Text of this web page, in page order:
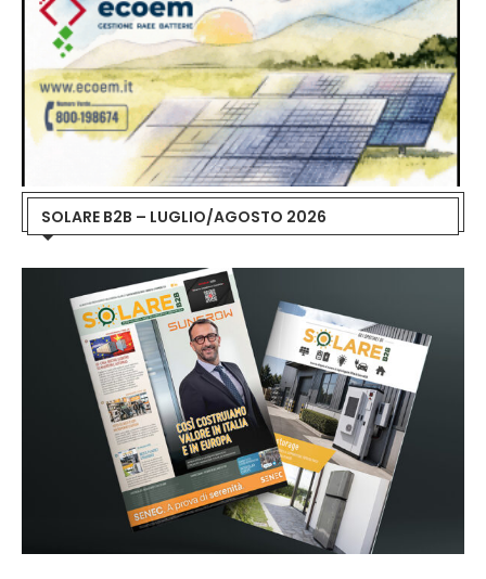
SOLARE B2B – LUGLIO/AGOSTO 2026